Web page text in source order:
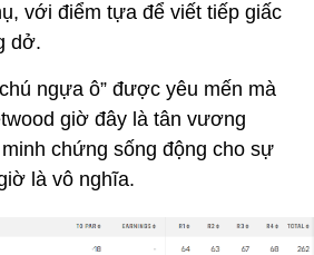
với điểm tựa để viết tiếp giấc
dở.
ngựa ô” được yêu mến mà
giờ đây là tân vương
chứng sống động cho sự
là vô nghĩa.